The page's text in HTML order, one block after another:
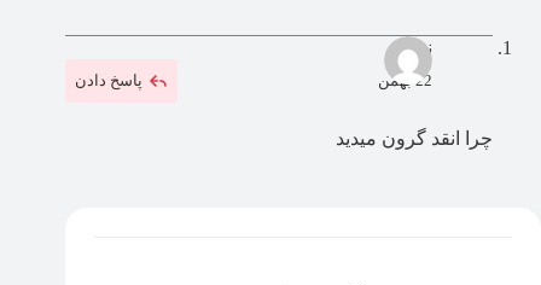
نوا
22 بهمن پاسخ دادن
چرا انقد گرون میدید